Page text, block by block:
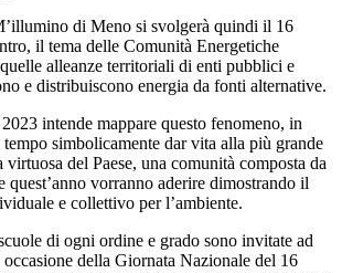
di Meno si svolgerà quindi il 16
il tema delle Comunità Energetiche
alleanze territoriali di enti pubblici e
e distribuiscono energia da fonti alternative.
2023 intende mappare questo fenomeno, in
tempo simbolicamente dar vita alla più grande
virtuosa del Paese, una comunità composta da
quest’anno vorranno aderire dimostrando il
e collettivo per l’ambiente.
di ogni ordine e grado sono invitate ad
della Giornata Nazionale del 16